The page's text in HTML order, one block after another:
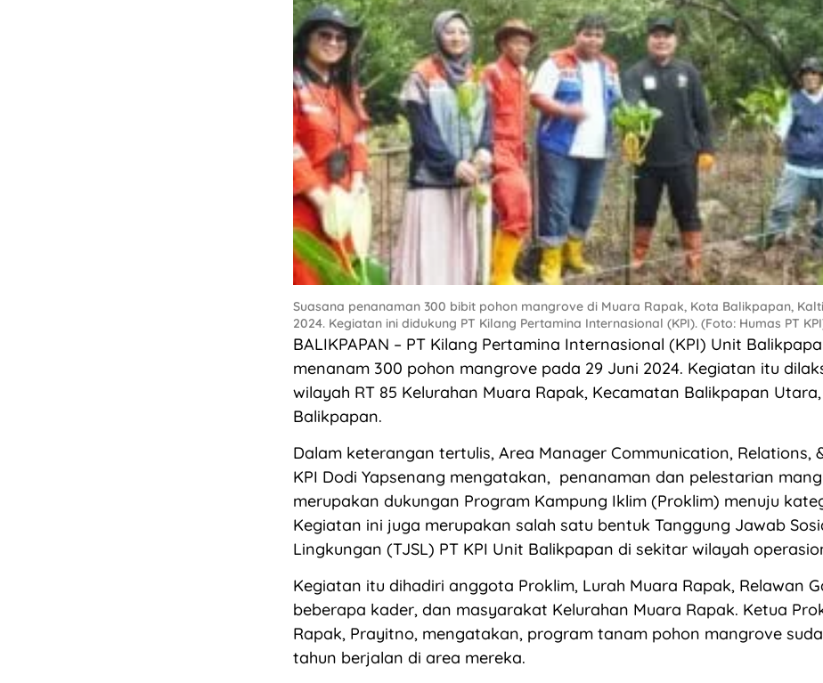
Suasana penanaman 300 bibit pohon mangrove di Muara Rapak, Kota Balikpapan,
2024. Kegiatan ini didukung PT Kilang Pertamina Internasional (KPI). (Foto: Humas PT
BALIKPAPAN – PT Kilang Pertamina Internasional (KPI) Unit
menanam 300 pohon mangrove pada 29 Juni 2024. Kegiatan itu
wilayah RT 85 Kelurahan Muara Rapak, Kecamatan Balikpapan
Balikpapan.
Dalam keterangan tertulis, Area Manager Communication, Relations,
KPI Dodi Yapsenang mengatakan, penanaman dan pelestarian
merupakan dukungan Program Kampung Iklim (Proklim) menuju
Kegiatan ini juga merupakan salah satu bentuk Tanggung Jawab
Lingkungan (TJSL) PT KPI Unit Balikpapan di sekitar wilayah
Kegiatan itu dihadiri anggota Proklim, Lurah Muara Rapak, Relawan
beberapa kader, dan masyarakat Kelurahan Muara Rapak. Ketua
Rapak, Prayitno, mengatakan, program tanam pohon mangrove
tahun berjalan di area mereka.